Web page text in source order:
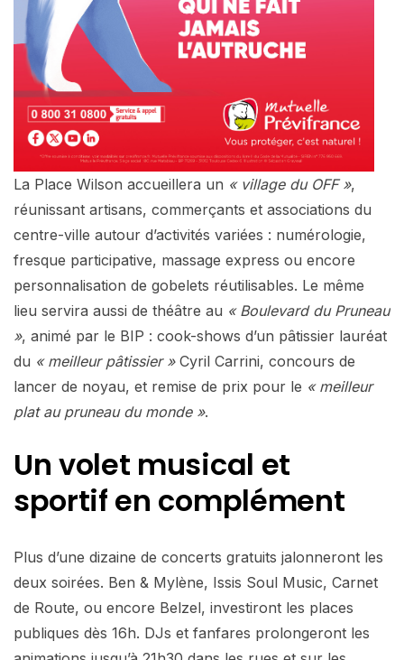
La Place Wilson accueillera un « village du OFF »,
réunissant artisans, commerçants et associations du
centre-ville autour d’activités variées : numérologie,
fresque participative, massage express ou encore
personnalisation de gobelets réutilisables. Le même
lieu servira aussi de théâtre au « Boulevard du Pruneau
», animé par le BIP : cook-shows d’un pâtissier lauréat
du « meilleur pâtissier »Cyril Carrini, concours de
lancer de noyau, et remise de prix pour le « meilleur
plat au pruneau du monde ».
Un volet musical et
sportif en complément
Plus d’une dizaine de concerts gratuits jalonneront les
deux soirées. Ben & Mylène, Issis Soul Music, Carnet
de Route, ou encore Belzel, investiront les places
publiques dès 16h. DJs et fanfares prolongeront les